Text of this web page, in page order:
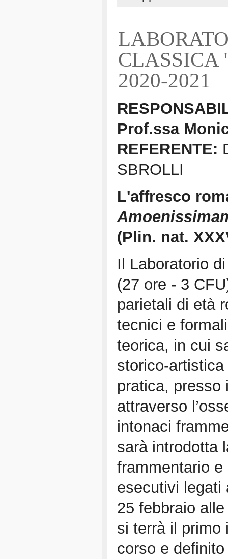
CLASSICA
2020-2021
Prof.ssa
REFERENTE:
SBROLLI
L'affresco
(Plin. nat.
Il Laboratorio
(27 ore - 3
parietali di età
tecnici e
teorica, in cui
storico-
pratica, presso
attraverso
intonaci
sarà introdotta
frammentario
esecutivi legati
25 febbraio
si terrà il primo
corso e